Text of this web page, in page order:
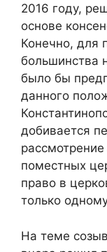
2016 году,
основе
Конечно, для
большинства
было бы
данного
добивается
поместных
право в
только
На теме